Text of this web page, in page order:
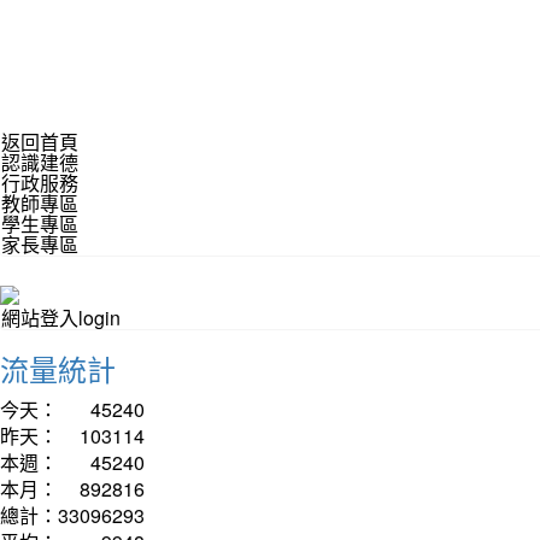
返回首頁
認識建德
行政服務
教師專區
學生專區
家長專區
網站登入login
流量統計
今天：
45240
昨天：
103114
本週：
45240
本月：
892816
總計： 33096293